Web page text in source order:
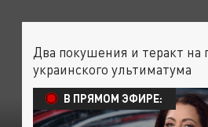
Два покушения и теракт на
украинского ультиматума
В ПРЯМОМ ЭФИРЕ: